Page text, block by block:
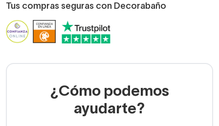
Tus compras seguras con Decorabaño
¿Cómo podemos
ayudarte?